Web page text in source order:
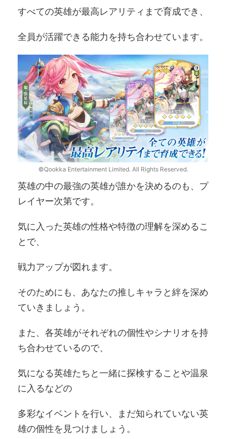
すべての英雄が最高レアリティまで育成でき、
全員が活躍できる能力を持ち合わせています。
©Qookka Entertainment Limited. All Rights Reserved.
英雄の中の最強の英雄が誰かを決めるのも、プ
レイヤー次第です。
気に入った英雄の性格や特徴の理解を深めるこ
とで、
戦力アップが図れます。
そのためにも、あなたの推しキャラと絆を深め
ていきましょう。
また、各英雄がそれぞれの個性やシナリオを持
ち合わせているので、
気になる英雄たちと一緒に探検することや温泉
に入るなどの
多彩なイベントを行い、まだ知られていない英
雄の個性を見つけましょう。